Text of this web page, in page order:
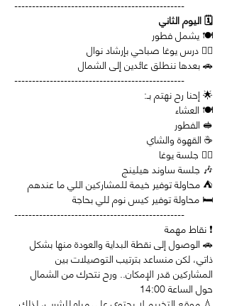
------------------------------------------------
🗓️ اليوم الثاني
🍽️ يشمل فطور
🧘‍♀️ درس يوغا صباحي بإرشاد نوال
🚗 بعدها ننطلق عائدين إلى الشمال
------------------------------------------------
🌟 إحنا رح نهتم بـ:
🍽️ العشاء
🥪 الفطور
☕ القهوة والشاي
🧘‍♀️ جلسة يوغا
🎶 جلسة ساوند هيلينج
⛺ محاولة توفير خيمة للمشاركين اللي ما عندهم
🛏️ محاولة توفير كيس نوم للي بحاجة
------------------------------------------------
❗ نقاط مهمة
🚗 الوصول إلى نقطة البداية والعودة منها بشكل
ذاتي، لكن منساعد بترتيب التوصيلات بين
المشاركين قدر الإمكان.. ورح نتحرك من الشمال
حول الساعة 14:00